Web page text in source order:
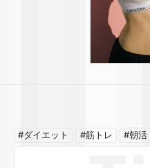
#ダイエット #筋トレ #朝活